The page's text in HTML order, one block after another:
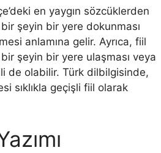
en yaygın sözcüklerden
şeyin bir yere dokunması
anlamına gelir. Ayrıca, fiil
şeyin bir yere ulaşması veya
de olabilir. Türk dilbilgisinde,
sıklıkla geçişli fiil olarak